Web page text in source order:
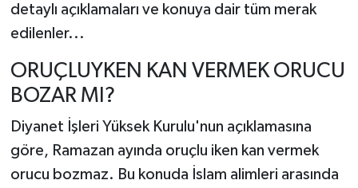
detaylı açıklamaları ve konuya dair tüm merak
edilenler...
ORUÇLUYKEN KAN VERMEK ORUCU
BOZAR MI?
Diyanet İşleri Yüksek Kurulu'nun açıklamasına
göre, Ramazan ayında oruçlu iken kan vermek
orucu bozmaz. Bu konuda İslam alimleri arasında